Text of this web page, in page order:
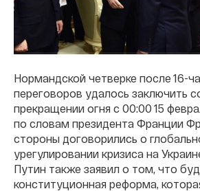
Нормандской четверке после 16-
переговоров удалось заключить
прекращении огня с 00:00 15
по словам президента Франции
стороны договорились о
урегулировании кризиса на
Путин также заявил о том, что
конституционная реформа,